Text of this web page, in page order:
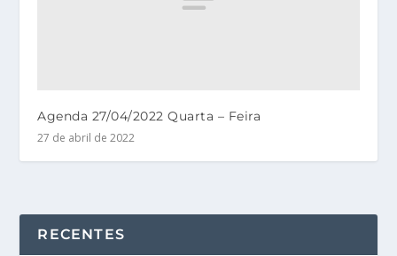
Agenda 27/04/2022 Quarta – Feira
27 de abril de 2022
RECENTES